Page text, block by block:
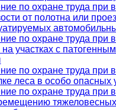
по охране труда при
от полотна или
по охране труда при
на участках с
по охране труда при
леса в особо опасных
по охране труда при